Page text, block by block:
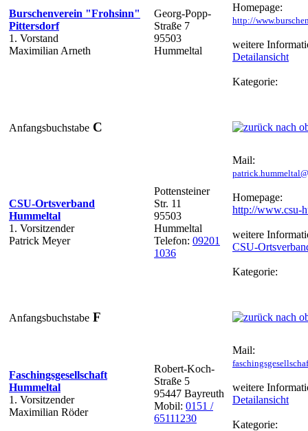
Burschenverein "Frohsinn"
Pittersdorf
1. Vorstand
Maximilian Arneth
Georg-Popp-
Straße 7
95503
Hummeltal
Homepage:
http://
weitere
Detailansicht
Kategorie:
Anfangsbuchstabe C
CSU-Ortsverband
Hummeltal
1. Vorsitzender
Patrick Meyer
Pottensteiner
Str. 11
95503
Hummeltal
Telefon: 09201
1036
Mail:
Homepage:
http://www.csu-
weitere
CSU-
Kategorie:
Anfangsbuchstabe F
Faschingsgesellschaft
Hummeltal
1. Vorsitzender
Maximilian Röder
Robert-Koch-
Straße 5
95447 Bayreuth
Mobil: 0151 /
65111230
Mail:
weitere
Detailansicht
Kategorie: